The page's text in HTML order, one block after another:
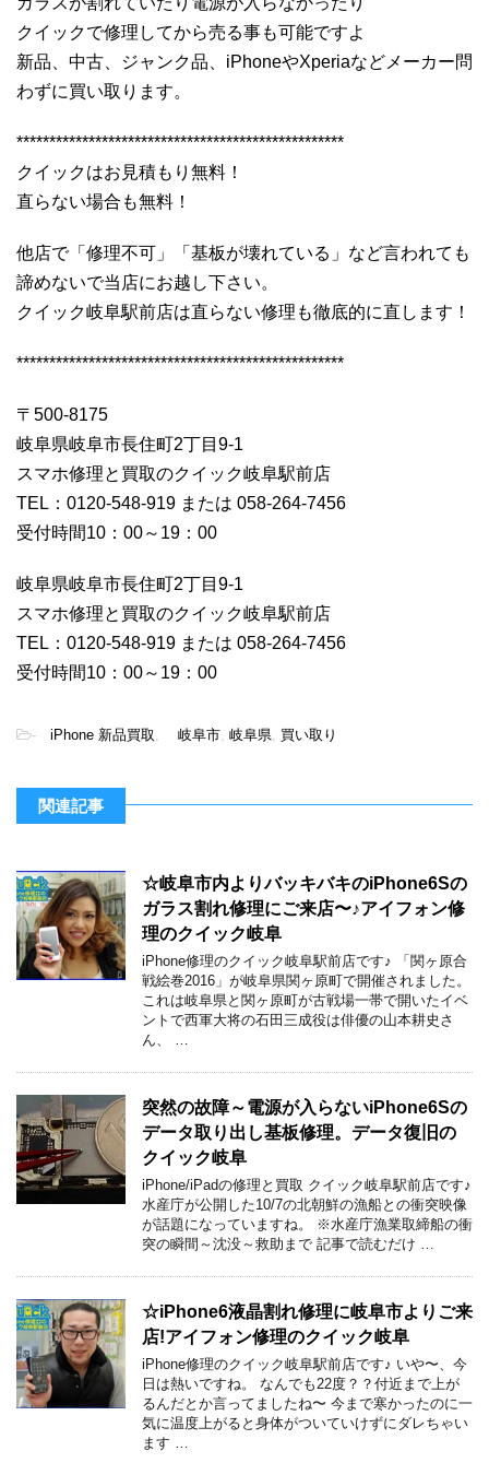
クイックで修理してから売る事も可能ですよ
新品、中古、ジャンク品、iPhoneやXperiaなどメーカー問
わずに買い取ります。
**************************************************
クイックはお見積もり無料！
直らない場合も無料！
他店で「修理不可」「基板が壊れている」など言われても
諦めないで当店にお越し下さい。
クイック岐阜駅前店は直らない修理も徹底的に直します！
**************************************************
〒500-8175
岐阜県岐阜市長住町2丁目9-1
スマホ修理と買取のクイック岐阜駅前店
TEL：0120-548-919 または 058-264-7456
受付時間10：00～19：00
岐阜県岐阜市長住町2丁目9-1
スマホ修理と買取のクイック岐阜駅前店
TEL：0120-548-919 または 058-264-7456
受付時間10：00～19：00
- iPhone 新品買取 岐阜市 岐阜県 買い取り
関連記事
☆岐阜市内よりバッキバキのiPhone6Sの
ガラス割れ修理にご来店〜♪アイフォン修
理のクイック岐阜
iPhone修理のクイック岐阜駅前店です♪ 「関ヶ原合
戦絵巻2016」が岐阜県関ヶ原町で開催されました。
これは岐阜県と関ヶ原町が古戦場一帯で開いたイベ
ントで西軍大将の石田三成役は俳優の山本耕史さ
ん、 …
突然の故障～電源が入らないiPhone6Sの
データ取り出し基板修理。データ復旧の
クイック岐阜
iPhone/iPadの修理と買取 クイック岐阜駅前店です♪
水産庁が公開した10/7の北朝鮮の漁船との衝突映像
が話題になっていますね。 ※水産庁漁業取締船の衝
突の瞬間～沈没～救助まで 記事で読むだけ …
☆iPhone6液晶割れ修理に岐阜市よりご来
店!アイフォン修理のクイック岐阜
iPhone修理のクイック岐阜駅前店です♪ いや〜、今
日は熱いですね。 なんでも22度？？付近まで上が
るんだとか言ってましたね〜 今まで寒かったのに一
気に温度上がると身体がついていけずにダレちゃい
ます …